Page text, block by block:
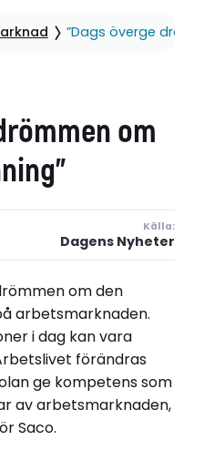
”Dags överge
om
Källa:
Dagens Nyheter
om den
arbetsmarknaden.
i dag kan vara
förändras
ge kompetens som
av arbetsmarknaden,
Saco.